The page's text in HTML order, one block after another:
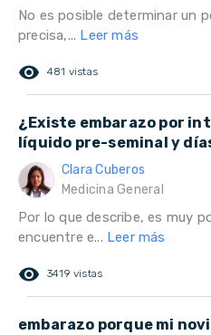
No es posible determinar un
precisa,... Leer más
remove_red_eye 481 vistas
¿Existe embarazo por
líquido pre-seminal y
Clara Cuberos
Medicina General
Por lo que describe, es muy
encuentre e... Leer más
remove_red_eye 3419 vistas
embarazo porque mi